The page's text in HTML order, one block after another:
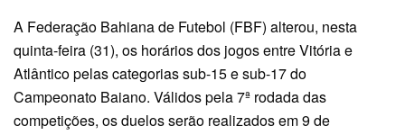
A Federação Bahiana de Futebol (FBF) alterou, nesta
quinta-feira (31), os horários dos jogos entre Vitória e
Atlântico pelas categorias sub-15 e sub-17 do
Campeonato Baiano. Válidos pela 7ª rodada das
competições, os duelos serão realizados em 9 de